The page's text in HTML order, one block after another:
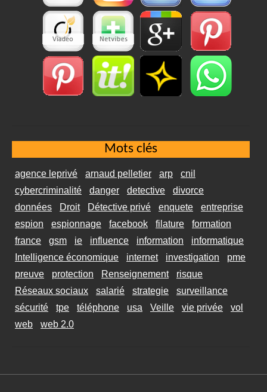
Mots clés
agence leprivé arnaud pelletier arp
cnil
cybercriminalité
danger detective
divorce
données
Droit Détective privé enquete
entreprise
espion
espionnage facebook filature
formation
france
gsm ie influence information
informatique
Intelligence économique
internet investigation
pme
preuve
protection Renseignement
risque
Réseaux sociaux
salarié strategie
surveillance
sécurité
tpe téléphone usa Veille vie privée
vol
web
web 2.0